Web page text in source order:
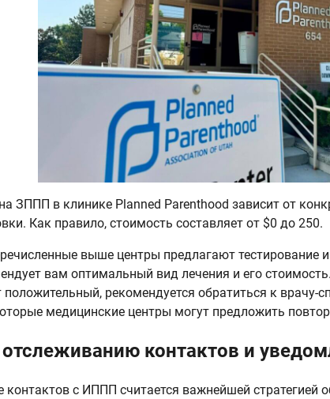
ЗППП в клинике Planned Parenthood зависит от
Как правило, стоимость составляет от $0 до 250.
выше центры предлагают тестирование
вам оптимальный вид лечения и его
рекомендуется обратиться к врачу-
медицинские центры могут предложить
контактов и
с ИППП считается важнейшей стратегией